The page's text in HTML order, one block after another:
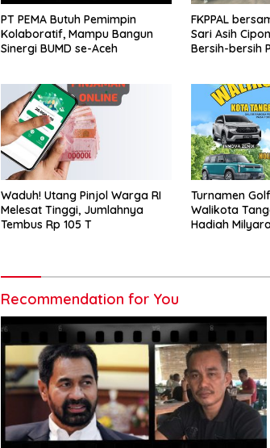
PT PEMA Butuh Pemimpin
Kolaboratif, Mampu Bangun
Sinergi BUMD se-Aceh
FKPPAL
Sari Asih
Bersih-bersih
Waduh! Utang Pinjol Warga RI
Melesat Tinggi, Jumlahnya
Tembus Rp 105 T
Turnamen
Walikota
Hadiah
Recommendation for You